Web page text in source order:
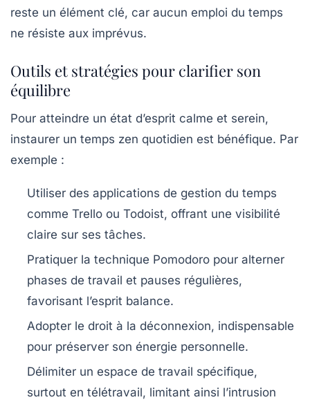
reste un élément clé, car aucun emploi du temps
ne résiste aux imprévus.
Outils et stratégies pour clarifier son
équilibre
Pour atteindre un état d’esprit calme et serein,
instaurer un temps zen quotidien est bénéfique. Par
exemple :
Utiliser des applications de gestion du temps
comme Trello ou Todoist, offrant une visibilité
claire sur ses tâches.
Pratiquer la technique Pomodoro pour alterner
phases de travail et pauses régulières,
favorisant l’esprit balance.
Adopter le droit à la déconnexion, indispensable
pour préserver son énergie personnelle.
Délimiter un espace de travail spécifique,
surtout en télétravail, limitant ainsi l’intrusion